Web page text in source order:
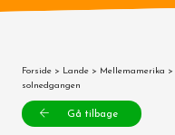
Forside > Lande > Mellemamerika >
solnedgangen
Gå tilbage